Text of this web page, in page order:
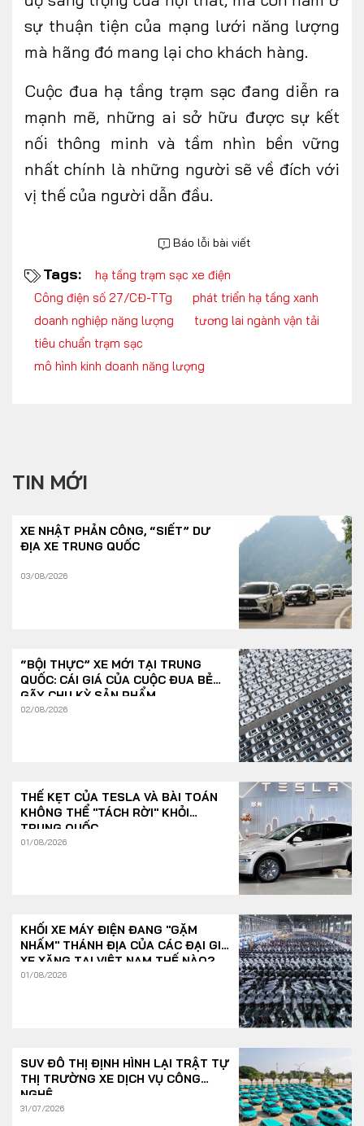
sự thuận tiện của mạng lưới năng lượng
mà hãng đó mang lại cho khách hàng.
Cuộc đua hạ tầng trạm sạc đang diễn ra
mạnh mẽ, những ai sở hữu được sự kết
nối thông minh và tầm nhìn bền vững
nhất chính là những người sẽ về đích với
vị thế của người dẫn đầu.
Báo lỗi bài viết
Tags:
hạ tầng trạm sạc xe điện
Công điện số 27/CĐ-TTg
phát triển hạ tầng xanh
doanh nghiệp năng lượng
tương lai ngành vận tải
tiêu chuẩn trạm sạc
mô hình kinh doanh năng lượng
TIN MỚI
XE NHẬT PHẢN CÔNG, “SIẾT” DƯ
ĐỊA XE TRUNG QUỐC
03/08/2026
“BỘI THỰC” XE MỚI TẠI TRUNG
QUỐC: CÁI GIÁ CỦA CUỘC ĐUA BẺ
GÃY CHU KỲ SẢN PHẨM
02/08/2026
THẾ KẸT CỦA TESLA VÀ BÀI TOÁN
KHÔNG THỂ "TÁCH RỜI" KHỎI
TRUNG QUỐC
01/08/2026
KHỐI XE MÁY ĐIỆN ĐANG "GẶM
NHẤM" THÁNH ĐỊA CỦA CÁC ĐẠI GIA
XE XĂNG TẠI VIỆT NAM THẾ NÀO?
01/08/2026
SUV ĐÔ THỊ ĐỊNH HÌNH LẠI TRẬT TỰ
THỊ TRƯỜNG XE DỊCH VỤ CÔNG
NGHỆ
31/07/2026